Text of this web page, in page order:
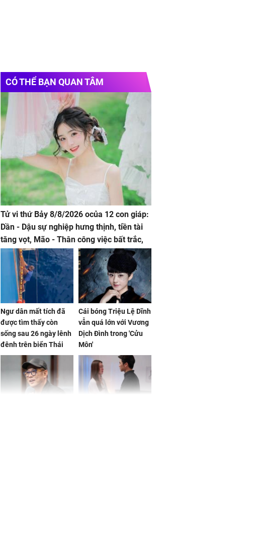
CÓ THỂ BẠN QUAN TÂM
Tử vi thứ Bảy 8/8/2026 ocủa 12 con giáp:
Dần - Dậu sự nghiệp hưng thịnh, tiền tài
tăng vọt, Mão - Thân công việc bất trắc,
tiền mất tật mang
Ngư dân mất tích đã
được tìm thấy còn
sống sau 26 ngày lênh
đênh trên biển Thái
Bình Dương
Cái bóng Triệu Lệ Dĩnh
vẫn quá lớn với Vương
Dịch Đình trong 'Cửu
Môn'